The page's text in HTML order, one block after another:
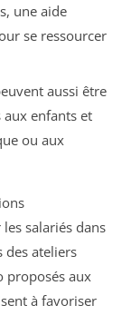
une aide
se ressourcer
aussi être
enfants et
ou aux
salariés dans
des ateliers
proposés aux
à favoriser